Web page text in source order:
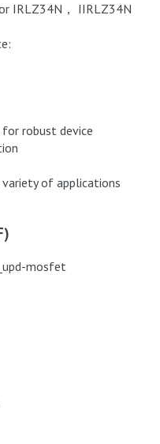
IRLZ34N， IIRLZ34N
robust device
variety of applications
mosfet